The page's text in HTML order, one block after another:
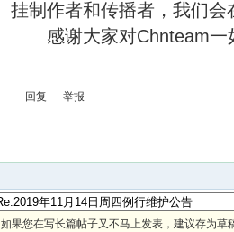
挂制作者和传播者，我们
感谢大家对Chnteam一
回复 举报
如果您在写长篇帖子又不马上发表，建议存为草